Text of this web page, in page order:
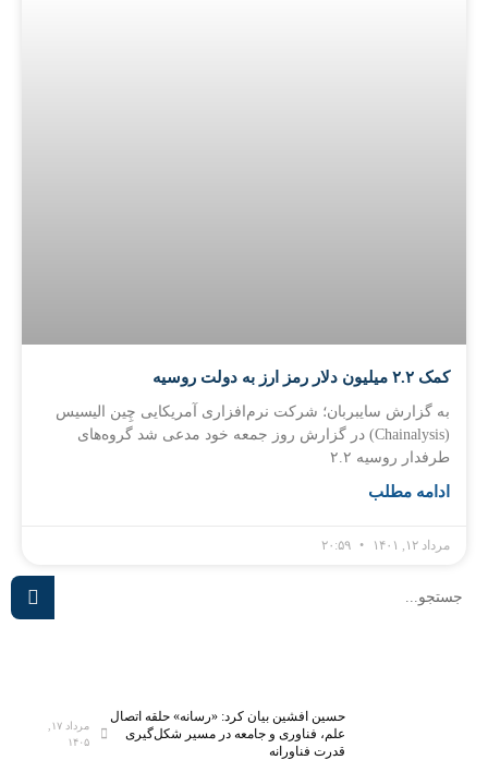
کمک ۲.۲ میلیون دلار رمز ارز به دولت روسیه
به گزارش سایبربان؛ شرکت نرم‌افزاری آمریکایی چِین الیسیس
(Chainalysis) در گزارش روز جمعه خود مدعی شد گروه‌های
طرفدار روسیه ۲.۲
ادامه مطلب
مرداد ۱۲, ۱۴۰۱
حسین افشین بیان کرد: «رسانه» حلقه اتصال
علم، فناوری و جامعه در مسیر شکل‌گیری
قدرت فناورانه
۱۴۰۵